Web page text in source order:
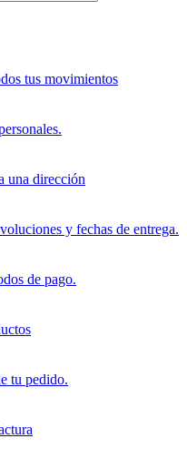
tus movimientos
una dirección
y fechas de entrega.
de pago.
tu pedido.